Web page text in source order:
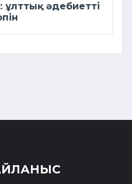
ұлттық әдебиетті